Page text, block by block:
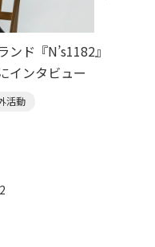
ド『N’s1182』
インタビュー
活動
2